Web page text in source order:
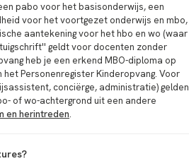
pabo voor het basisonderwijs, een
voor het voortgezet onderwijs en mbo,
aantekening voor het hbo en wo (waar
geldt voor docenten zonder
heb je een erkend MBO-diploma op
het Personenregister Kinderopvang. Voor
conciërge, administratie) gelden
of wo-achtergrond uit een andere
en herintreden.